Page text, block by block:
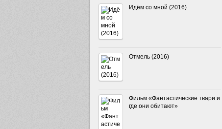
Идём со мной (2016)
Отмель (2016)
Фильм «Фантастические твари и
где они обитают»